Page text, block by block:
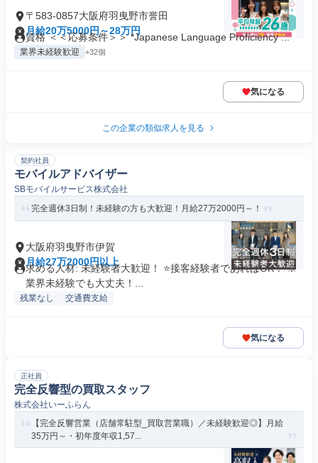
〒583-0857大阪府羽曳野市誉田
月給20万5000円～28万円
資格 ＜＜応募条件＞＞ *Japanese Language Proficiency ...
業界未経験歓迎 +32個
気になる
この企業の類似求人を見る
契約社員
モバイルアドバイザー
SBモバイルサービス株式会社
完全週休3日制！未経験の方も大歓迎！月給27万2000円～！
大阪府羽曳野市伊賀
月給27万2000円以上
求める人材: 未経験者大歓迎！ ⭐接客経験者であればOK！ ※
業界未経験でも大丈夫！...
残業なし 交通費支給
気になる
正社員
完全反響型の買取スタッフ
株式会社いーふらん
【完全反響営業（店舗常駐型_買取営業職）／未経験歓迎◎】月給
35万円～・初年度年収1,57...